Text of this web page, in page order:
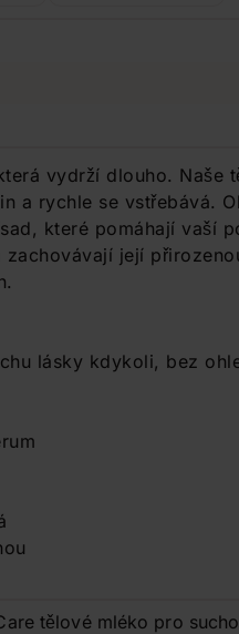
vydrží dlouho. Naše
a rychle se vstřebává.
které pomáhají vaší
její
lásky kdykoli, bez
tělové mléko pro